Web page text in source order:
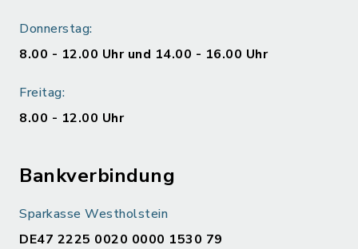
Donnerstag:
8.00 - 12.00 Uhr und 14.00 - 16.00 Uhr
Freitag:
8.00 - 12.00 Uhr
Bankverbindung
Sparkasse Westholstein
DE47 2225 0020 0000 1530 79